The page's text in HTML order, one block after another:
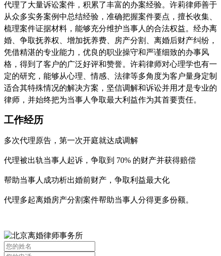
代理了大量诉讼案件，积累了丰富的办案经验。许莉律师善于
从众多实务案例中总结经验，准确把握案件要点，擅长收集、
梳理案件证据材料，能够充分维护当事人的合法权益。经办离
婚、争取抚养权、增加抚养费、房产分割、离婚后财产纠纷，
凭借精湛的专业能力，优良的职业操守和严谨细致的办事风
格，得到了客户的广泛好评和赞誉。许莉律师对心理学也有一
定的研究，能够从心理、情感、法律等多角度为客户量身定制
适合其特殊情况的解决方案，坚信调解和诉讼并用才是专业的
律师，并始终把为当事人争取最大利益作为其首要责任。
工作经历
多次代理原告，第一次开庭就达成调解
代理被出轨当事人起诉，争取到 70% 的财产并获得赔偿
帮助当事人成功析出婚前财产，争取利益最大化
代理多起离婚房产分割案件帮助当事人分得更多份额。